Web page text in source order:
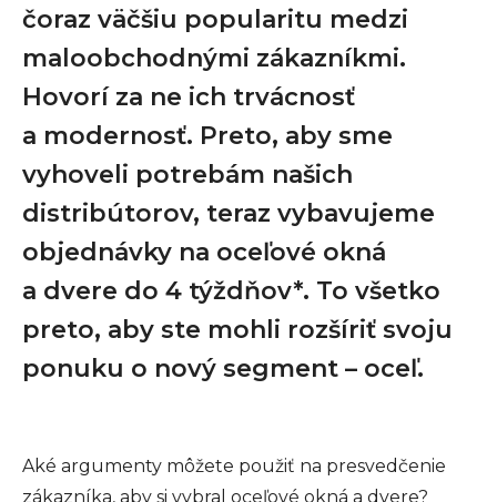
čoraz väčšiu popularitu medzi
maloobchodnými zákazníkmi.
Hovorí za ne ich trvácnosť
a modernosť. Preto, aby sme
vyhoveli potrebám našich
distribútorov, teraz vybavujeme
objednávky na oceľové okná
a dvere do 4 týždňov*. To všetko
preto, aby ste mohli rozšíriť svoju
ponuku o nový segment – oceľ.
Aké argumenty môžete použiť na presvedčenie
zákazníka, aby si vybral oceľové okná a dvere?